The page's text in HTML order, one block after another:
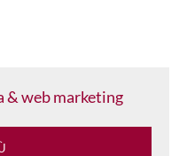
& web marketing